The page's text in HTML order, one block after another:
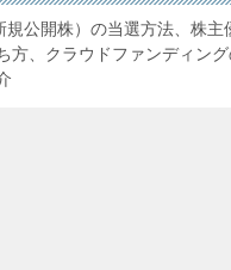
規公開株）の当選方法、株
方、クラウドファンディン